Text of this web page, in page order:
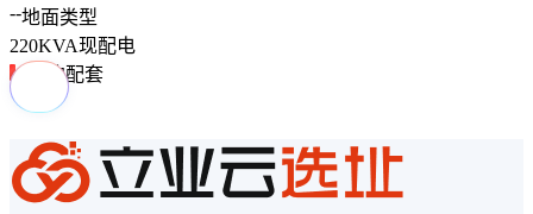
--地面类型
220KVA现配电
周边配套